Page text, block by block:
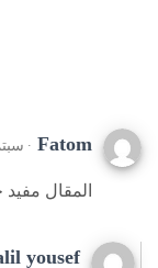
Fatom · سبتمبر 11,
المقال مفيد
yousef